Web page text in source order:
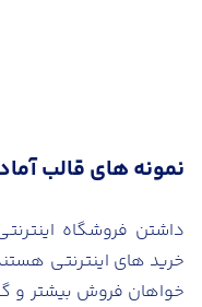
نمونه های قالب
داشتن فروشگاه
خرید های اینترنتی
خواهان فروش بیشتر و